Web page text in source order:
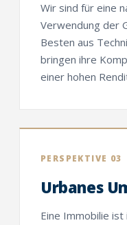
Wir sind für eine
Verwendung der
Besten aus
bringen ihre
einer hohen
PERSPEKTIVE 03
Urbanes
Eine Immobilie